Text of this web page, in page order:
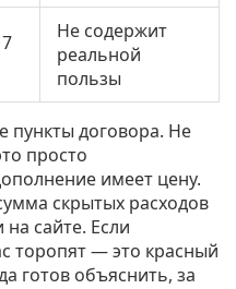
Не содержит
реальной
пользы
пункты договора. Не
просто
имеет цену.
скрытых расходов
сайте. Если
торопят — это красный
готов объяснить, за